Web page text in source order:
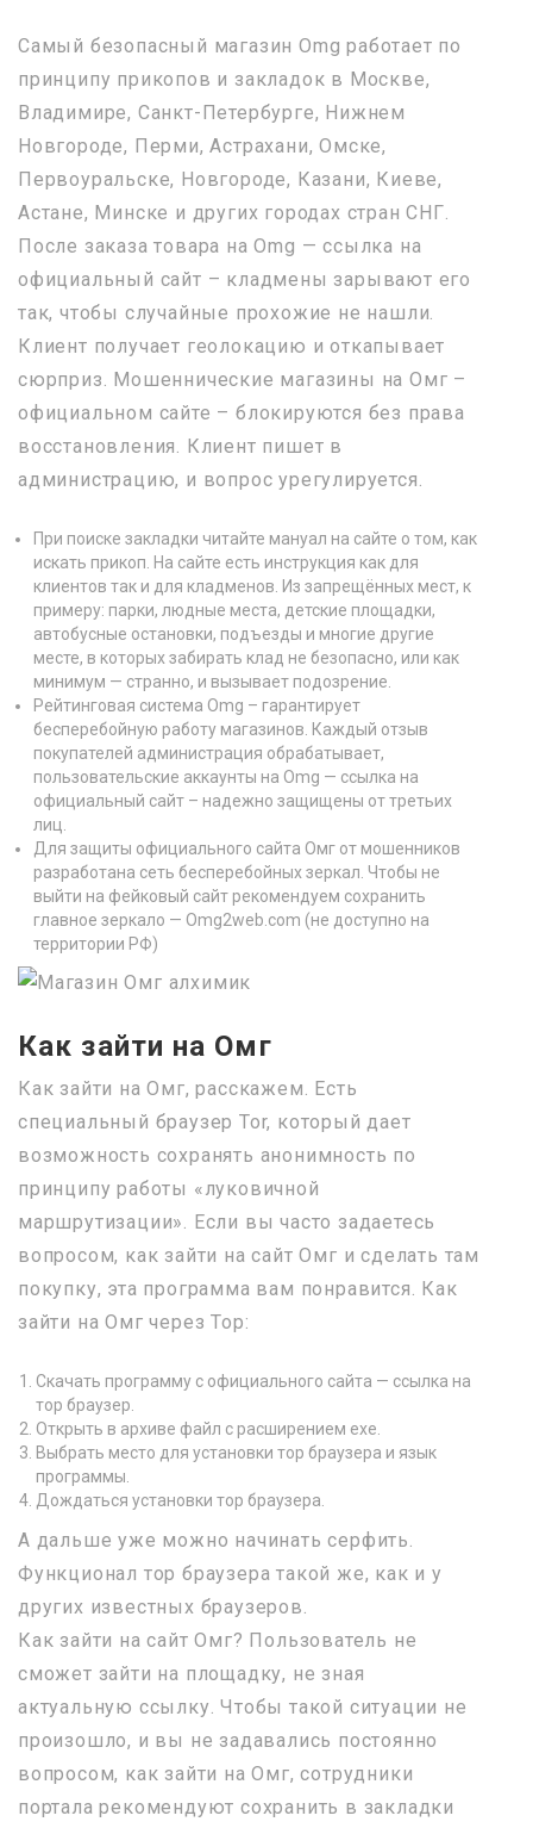
Самый безопасный магазин Omg работает по
принципу прикопов и закладок в Москве,
Владимире, Санкт-Петербурге, Нижнем
Новгороде, Перми, Астрахани, Омске,
Первоуральске, Новгороде, Казани, Киеве,
Астане, Минске и других городах стран СНГ.
После заказа товара на Omg — ссылка на
официальный сайт – кладмены зарывают его
так, чтобы случайные прохожие не нашли.
Клиент получает геолокацию и откапывает
сюрприз. Мошеннические магазины на Омг –
официальном сайте – блокируются без права
восстановления. Клиент пишет в
администрацию, и вопрос урегулируется.
При поиске закладки читайте мануал на сайте о том, как
искать прикоп. На сайте есть инструкция как для
клиентов так и для кладменов. Из запрещённых мест, к
примеру: парки, людные места, детские площадки,
автобусные остановки, подъезды и многие другие
месте, в которых забирать клад не безопасно, или как
минимум — странно, и вызывает подозрение.
Рейтинговая система Omg – гарантирует
бесперебойную работу магазинов. Каждый отзыв
покупателей администрация обрабатывает,
пользовательские аккаунты на Omg — ссылка на
официальный сайт – надежно защищены от третьих
лиц.
Для защиты официального сайта Омг от мошенников
разработана сеть бесперебойных зеркал. Чтобы не
выйти на фейковый сайт рекомендуем сохранить
главное зеркало — Omg2web.com (не доступно на
территории РФ)
Как зайти на Омг
Как зайти на Омг, расскажем. Есть
специальный браузер Tor, который дает
возможность сохранять анонимность по
принципу работы «луковичной
маршрутизации». Если вы часто задаетесь
вопросом, как зайти на сайт Омг и сделать там
покупку, эта программа вам понравится. Как
зайти на Омг через Тор:
Скачать программу с официального сайта — ссылка на
тор браузер.
Открыть в архиве файл с расширением exe.
Выбрать место для установки тор браузера и язык
программы.
Дождаться установки тор браузера.
А дальше уже можно начинать серфить.
Функционал тор браузера такой же, как и у
других известных браузеров.
Как зайти на сайт Омг? Пользователь не
сможет зайти на площадку, не зная
актуальную ссылку. Чтобы такой ситуации не
произошло, и вы не задавались постоянно
вопросом, как зайти на Омг, сотрудники
портала рекомендуют сохранить в закладки